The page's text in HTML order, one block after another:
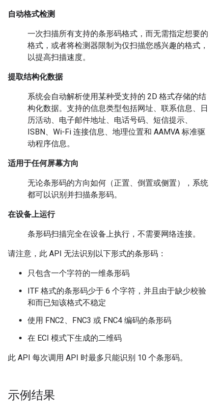
自动格式检测
一次扫描所有支持的条形码格式，而无需指定想要的
格式，或者将检测器限制为仅扫描您感兴趣的格式，
以提高扫描速度。
提取结构化数据
系统会自动解析使用某种受支持的 2D 格式存储的结
构化数据。支持的信息类型包括网址、联系信息、日
历活动、电子邮件地址、电话号码、短信提示、
ISBN、Wi-Fi 连接信息、地理位置和 AAMVA 标准驱
动程序信息。
适用于任何屏幕方向
无论条形码的方向如何（正置、倒置或侧置），系统
都可以识别并扫描条形码。
在设备上运行
条形码扫描完全在设备上执行，不需要网络连接。
请注意，此 API 无法识别以下形式的条形码：
只包含一个字符的一维条形码
ITF 格式的条形码少于 6 个字符，并且由于缺少校验
和而已知该格式不稳定
使用 FNC2、FNC3 或 FNC4 编码的条形码
在 ECI 模式下生成的二维码
此 API 每次调用 API 时最多只能识别 10 个条形码。
示例结果